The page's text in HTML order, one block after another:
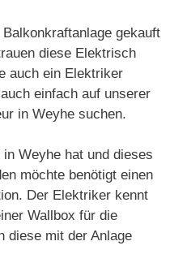
gekauft
diese Elektrisch
auch ein Elektriker
einfach auf unserer
in Weyhe suchen.
Weyhe hat und dieses
möchte benötigt einen
Der Elektriker kennt
Wallbox für die
diese mit der Anlage